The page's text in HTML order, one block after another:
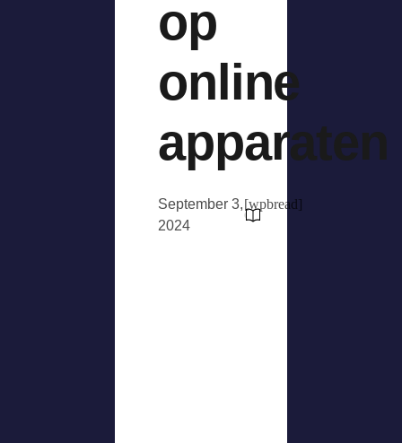
op
online
apparaten
September 3,
2024
[wpbread]